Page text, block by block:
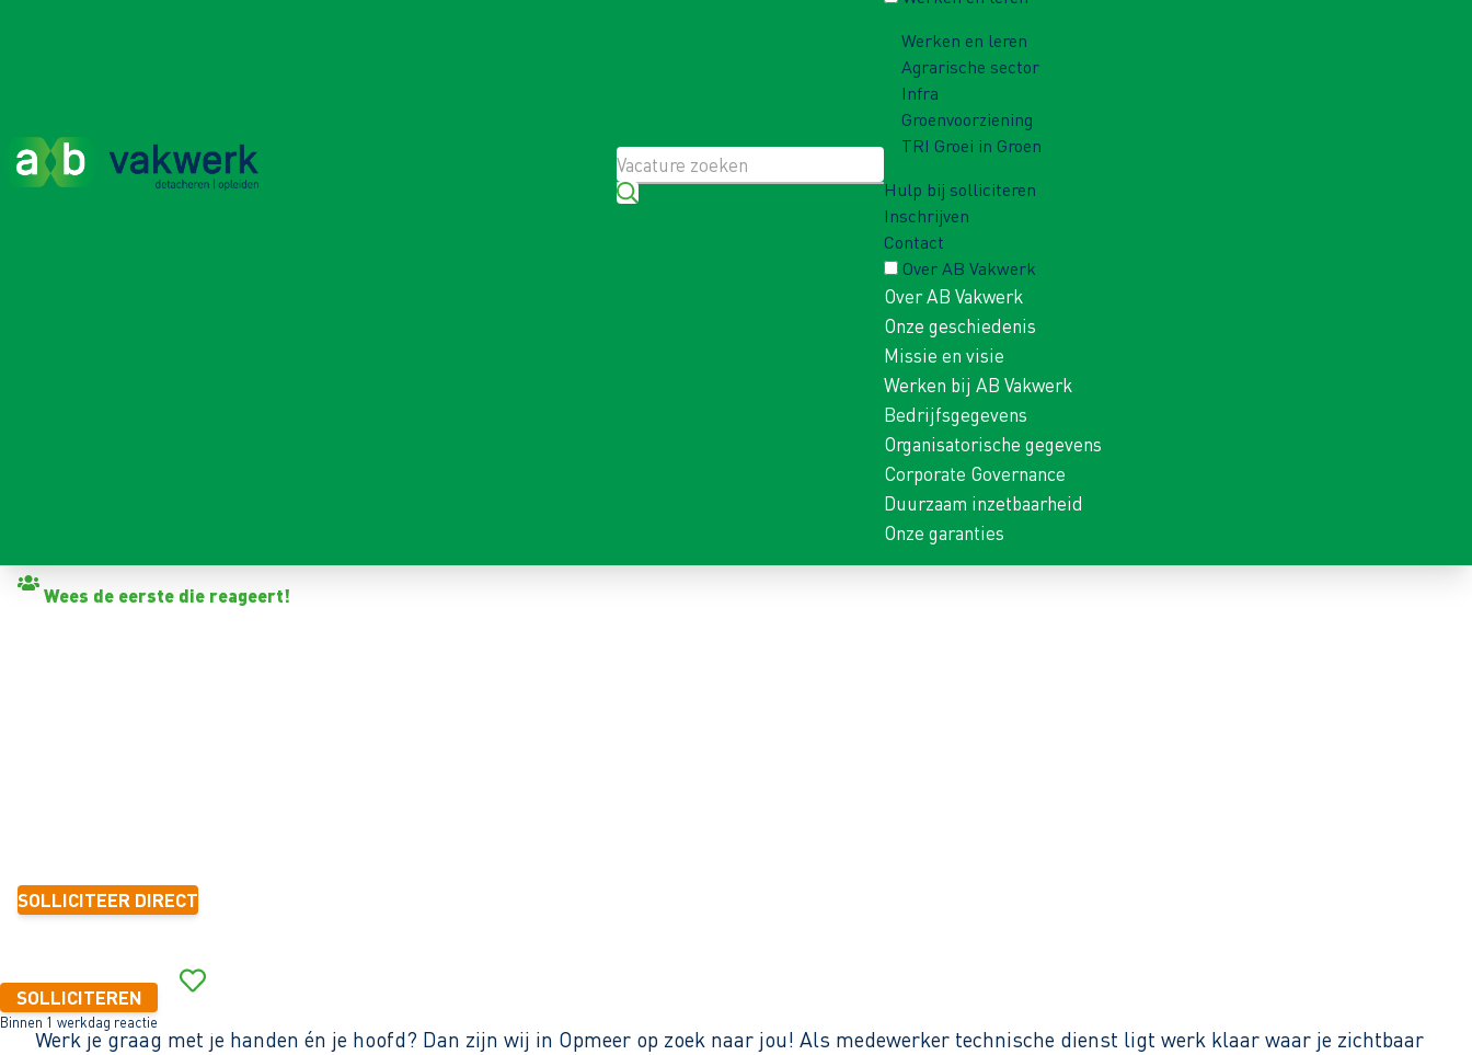
Werken en leren
Agrarische sector
Infra
Groenvoorziening
TRI Groei in Groen
Hulp bij solliciteren
Inschrijven
Contact
Over AB Vakwerk
Over AB Vakwerk
Onze geschiedenis
Missie en visie
Werken bij AB Vakwerk
Bedrijfsgegevens
Organisatorische gegevens
Corporate Governance
Duurzaam inzetbaarheid
Onze garanties
Wees de eerste die reageert!
SOLLICITEER DIRECT
SOLLICITEREN
Binnen 1 werkdag reactie
Werk je graag met je handen én je hoofd? Dan zijn wij in Opmeer op zoek naar jou! Als medewerker technische dienst ligt werk klaar waar je zichtbaar